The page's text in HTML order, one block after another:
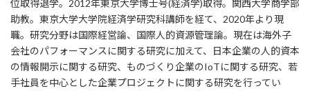
位取得退学。2012年東京大学博士号(経済学)取得。関西大学商学部
助教。東京大学大学院経済学研究科講師を経て、2020年より現
職。研究分野は国際経営論、国際人的資源管理論。現在は海外子
会社のパフォーマンスに関する研究に加えて、日本企業の人的資本
の情報開示に関する研究、ものづくり企業のIoTに関する研究、若
手社員を中心とした企業プロジェクトに関する研究を行ってい